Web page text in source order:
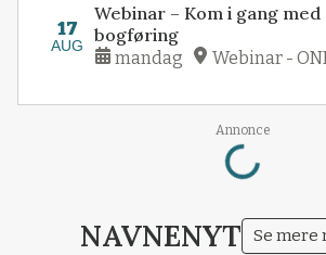
17
AUG
Webinar – Kom i gang med
bogføring
mandag Webinar -
Annonce
Loading...
NAVNENYT Se mere